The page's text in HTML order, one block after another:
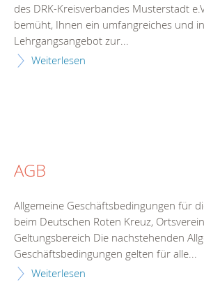
des DRK-Kreisverbandes Musterstadt
bemüht, Ihnen ein umfangreiches und
Lehrgangsangebot zur...
Weiterlesen
AGB
Allgemeine Geschäftsbedingungen für
beim Deutschen Roten Kreuz,
Geltungsbereich Die nachstehenden
Geschäftsbedingungen gelten für alle...
Weiterlesen